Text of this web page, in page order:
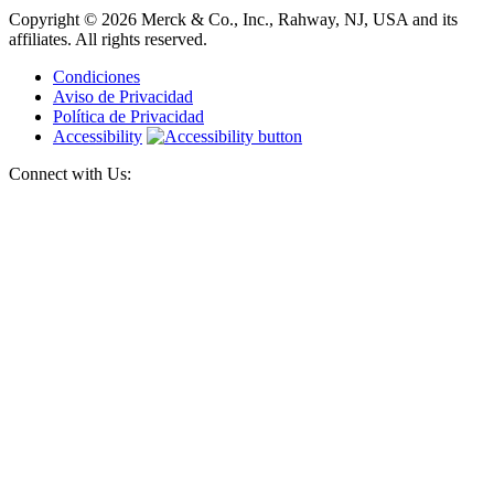
Copyright © 2026 Merck & Co., Inc., Rahway, NJ, USA and its
affiliates. All rights reserved.
Condiciones
Aviso de Privacidad
Política de Privacidad
Accessibility
Connect with Us: